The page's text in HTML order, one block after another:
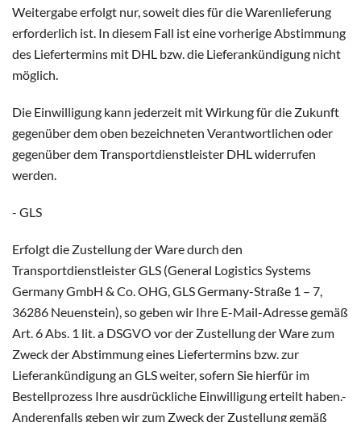
Weitergabe erfolgt nur, soweit dies für die Warenlieferung
erforderlich ist. In diesem Fall ist eine vorherige Abstimmung
des Liefertermins mit DHL bzw. die Lieferankündigung nicht
möglich.
Die Einwilligung kann jederzeit mit Wirkung für die Zukunft
gegenüber dem oben bezeichneten Verantwortlichen oder
gegenüber dem Transportdienstleister DHL widerrufen
werden.
- GLS
Erfolgt die Zustellung der Ware durch den
Transportdienstleister GLS (General Logistics Systems
Germany GmbH & Co. OHG, GLS Germany-Straße 1 – 7,
36286 Neuenstein), so geben wir Ihre E-Mail-Adresse gemäß
Art. 6 Abs. 1 lit. a DSGVO vor der Zustellung der Ware zum
Zweck der Abstimmung eines Liefertermins bzw. zur
Lieferankündigung an GLS weiter, sofern Sie hierfür im
Bestellprozess Ihre ausdrückliche Einwilligung erteilt haben.-
Anderenfalls geben wir zum Zweck der Zustellung gemäß